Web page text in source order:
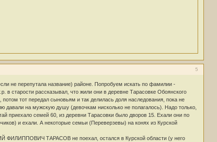
5
не перепутала название) районе. Попробуем искать по фамилии -
в старости рассказывал, что жили они в деревне Тарасовке Обоянского
тот передал сыновьям и так делилась доля наследования, пока не
давали на мужскую душу (девочкам нисколько не полагалось). Надо только,
приехало семей 60, из деревни Тарасовки было дворов 15. Ехали они по
и ехали. А некоторые семьи (Переверзевы) на конях из Курской
ФИЛИППОВИЧ ТАРАСОВ не поехал, остался в Курской области (у него